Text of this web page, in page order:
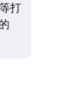
打